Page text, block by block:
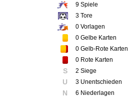
9 Spiele
3 Tore
0 Vorlagen
0 Gelbe Karten
0 Gelb-Rote Karten
0 Rote Karten
S 2 Siege
U 3 Unentschieden
N 6 Niederlagen